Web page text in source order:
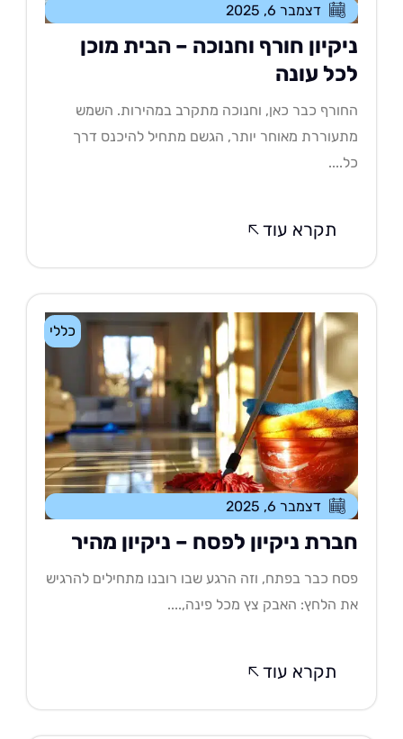
דצמבר 6, 2025
חורף וחנוכה – הבית מוכן
עונה
כבר כאן, וחנוכה מתקרב במהירות. השמש
מאוחר יותר, הגשם מתחיל להיכנס דרך
תקרא עוד
כללי
דצמבר 6, 2025
ניקיון לפסח – ניקיון מהיר
כבר בפתח, וזה הרגע שבו רובנו מתחילים להרגיש
הלחץ: האבק צץ מכל פינה,....
תקרא עוד